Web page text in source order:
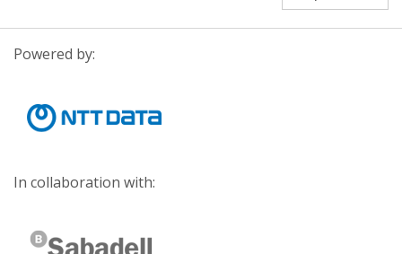
Powered by:
In collaboration with: